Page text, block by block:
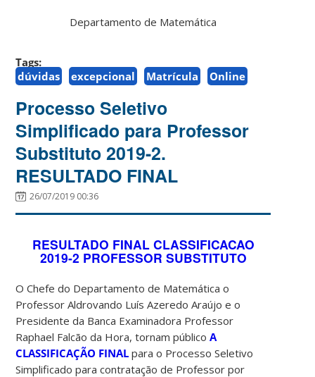
Departamento de Matemática
Tags:
dúvidas
excepcional Matrícula Online
Processo Seletivo
Simplificado para Professor
Substituto 2019-2.
RESULTADO FINAL
26/07/2019 00:36
RESULTADO FINAL CLASSIFICACAO
2019-2 PROFESSOR SUBSTITUTO
O Chefe do Departamento de Matemática o
Professor Aldrovando Luís Azeredo Araújo e o
Presidente da Banca Examinadora Professor
Raphael Falcão da Hora, tornam públicoA
CLASSIFICAÇÃO FINAL para o Processo Seletivo
Simplificado para contratação de Professor por